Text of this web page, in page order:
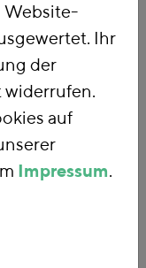
und
Website-
Ihr
der
widerrufen.
auf
Impressum.